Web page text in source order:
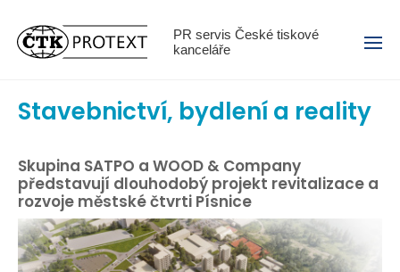
PR servis České tiskové
kanceláře
Menu
Stavebnictví, bydlení a reality
Skupina SATPO a WOOD & Company
představují dlouhodobý projekt revitalizace a
rozvoje městské čtvrti Písnice